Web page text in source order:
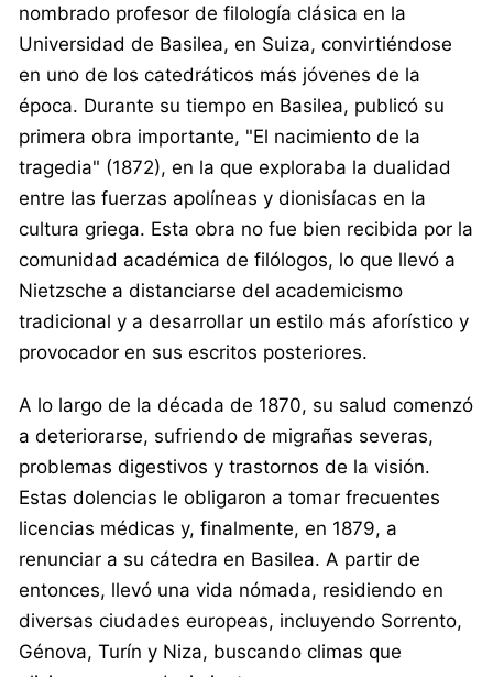
nombrado profesor de filología clásica en la
Universidad de Basilea, en Suiza, convirtiéndose
en uno de los catedráticos más jóvenes de la
época. Durante su tiempo en Basilea, publicó su
primera obra importante, "El nacimiento de la
tragedia" (1872), en la que exploraba la dualidad
entre las fuerzas apolíneas y dionisíacas en la
cultura griega. Esta obra no fue bien recibida por la
comunidad académica de filólogos, lo que llevó a
Nietzsche a distanciarse del academicismo
tradicional y a desarrollar un estilo más aforístico y
provocador en sus escritos posteriores.
A lo largo de la década de 1870, su salud comenzó
a deteriorarse, sufriendo de migrañas severas,
problemas digestivos y trastornos de la visión.
Estas dolencias le obligaron a tomar frecuentes
licencias médicas y, finalmente, en 1879, a
renunciar a su cátedra en Basilea. A partir de
entonces, llevó una vida nómada, residiendo en
diversas ciudades europeas, incluyendo Sorrento,
Génova, Turín y Niza, buscando climas que